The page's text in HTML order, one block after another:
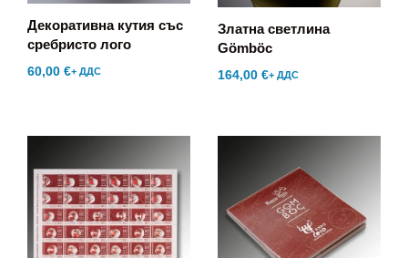
Декоративна кутия със
сребристо лого
60,00 €+ ДДС
Златна светлина
Gömböc
164,00 €+ ДДС